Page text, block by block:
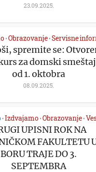
23.09.2025.
•Obrazovanje•Servisne
spremite se:
za domski smeštaj
od 1. oktobra
08.09.2025.
•Izdvajamo•Obrazovanje•
UPISNI ROK NA
FAKULTETU
BORU TRAJE DO 3.
SEPTEMBRA